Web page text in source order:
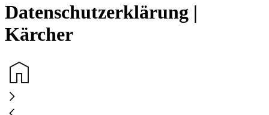
Datenschutzerklärung |
Kärcher